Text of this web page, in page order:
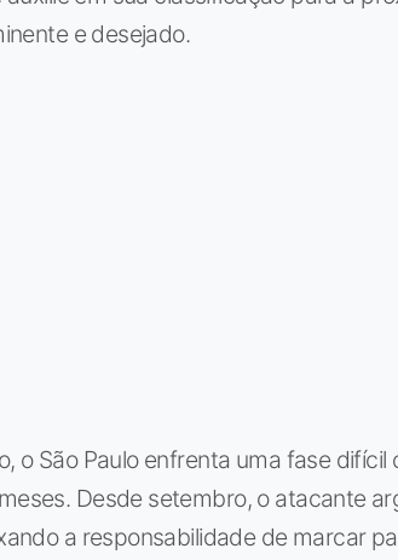
e desejado.
o São Paulo enfrenta uma fase difícil
Desde setembro, o atacante
a responsabilidade de marcar